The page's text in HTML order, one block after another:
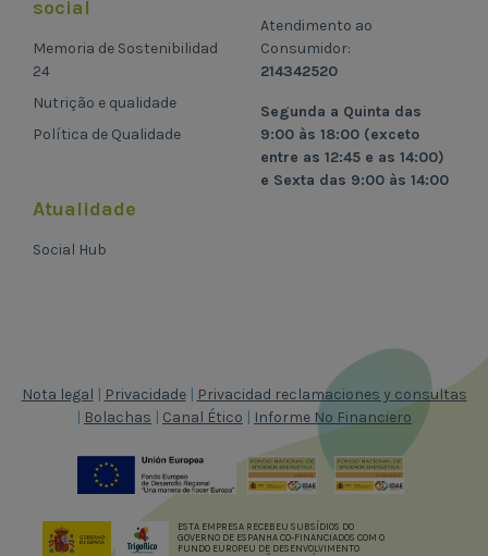
social
Memoria de Sostenibilidad
24
Nutrição e qualidade
Política de Qualidade
Atualidade
Social Hub
Atendimento ao
Consumidor:
214342520
Segunda a Quinta das
9:00 às 18:00 (exceto
entre as 12:45 e as 14:00)
e Sexta das 9:00 às 14:00
ESTA EMPRESA RECEBEU SUBSÍDIOS DO
GOVERNO DE ESPANHA CO-FINANCIADOS COM O
FUNDO EUROPEU DE DESENVOLVIMENTO
Nota legal | Privacidade| Privacidad reclamaciones y consultas
| Bolachas | Canal Ético | Informe No Financiero